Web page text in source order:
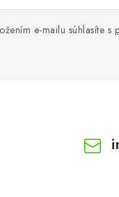
e-mailu súhlasíte s